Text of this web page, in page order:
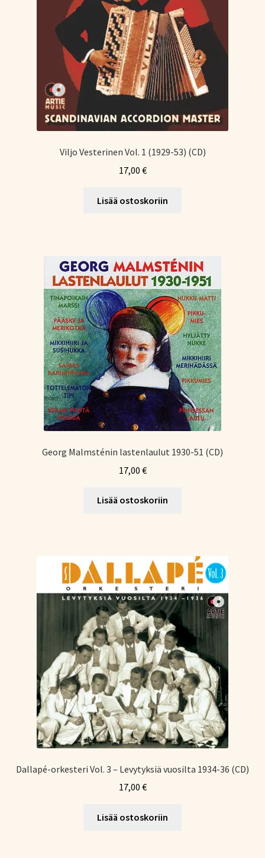
Viljo Vesterinen Vol. 1 (1929-53) (CD)
17,00 €
Lisää ostoskoriin
Georg Malmsténin lastenlaulut 1930-51 (CD)
17,00 €
Lisää ostoskoriin
Dallapé-orkesteri Vol. 3 – Levytyksiä vuosilta 1934-36 (CD)
17,00 €
Lisää ostoskoriin